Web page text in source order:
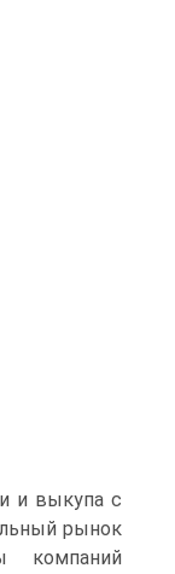
и выкупа с
рынок